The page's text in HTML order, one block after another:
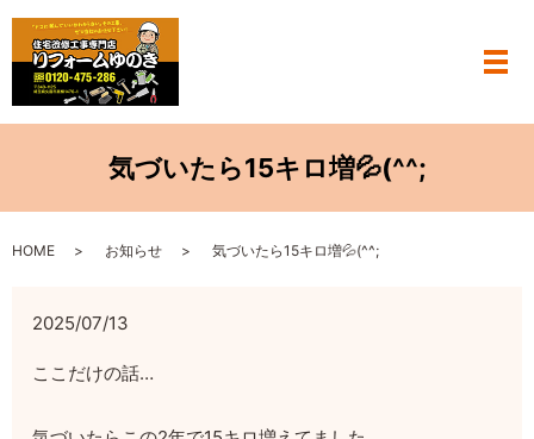
メ
気づいたら15キロ増💦(^^;
HOME お知らせ 気づいたら15キロ増💦(^^;
2025/07/13
ここだけの話…